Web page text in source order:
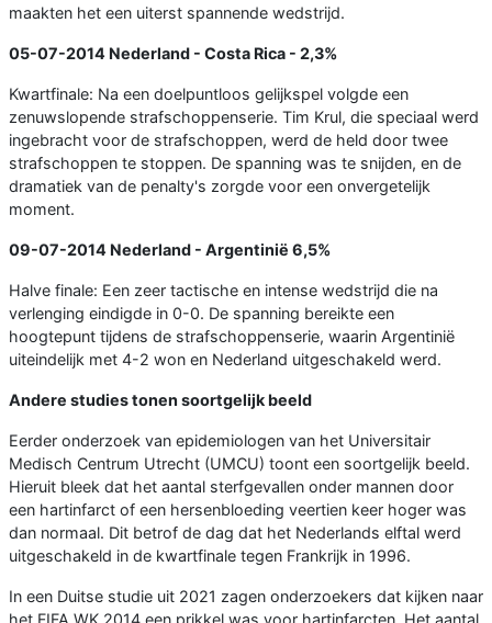
maakten het een uiterst spannende wedstrijd.
05-07-2014 Nederland - Costa Rica - 2,3%
Kwartfinale: Na een doelpuntloos gelijkspel volgde een
zenuwslopende strafschoppenserie. Tim Krul, die speciaal werd
ingebracht voor de strafschoppen, werd de held door twee
strafschoppen te stoppen. De spanning was te snijden, en de
dramatiek van de penalty's zorgde voor een onvergetelijk
moment.
09-07-2014 Nederland - Argentinië 6,5%
Halve finale: Een zeer tactische en intense wedstrijd die na
verlenging eindigde in 0-0. De spanning bereikte een
hoogtepunt tijdens de strafschoppenserie, waarin Argentinië
uiteindelijk met 4-2 won en Nederland uitgeschakeld werd.
Andere studies tonen soortgelijk beeld
Eerder onderzoek van epidemiologen van het Universitair
Medisch Centrum Utrecht (UMCU) toont een soortgelijk beeld.
Hieruit bleek dat het aantal sterfgevallen onder mannen door
een hartinfarct of een hersenbloeding veertien keer hoger was
dan normaal. Dit betrof de dag dat het Nederlands elftal werd
uitgeschakeld in de kwartfinale tegen Frankrijk in 1996.
In een Duitse studie uit 2021 zagen onderzoekers dat kijken naar
het FIFA WK 2014 een prikkel was voor hartinfarcten. Het aantal